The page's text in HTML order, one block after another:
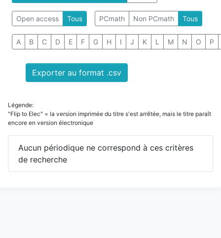
Open access Tous PCmath Non PCmath Tous
A B C D E F G H I J K L M N O P
Exporter au format .csv
Légende:
"Flip to Elec" = la version imprimée du titre s'est arrêtée, mais le titre paraît
encore en version électronique
Aucun périodique ne correspond à ces critères
de recherche